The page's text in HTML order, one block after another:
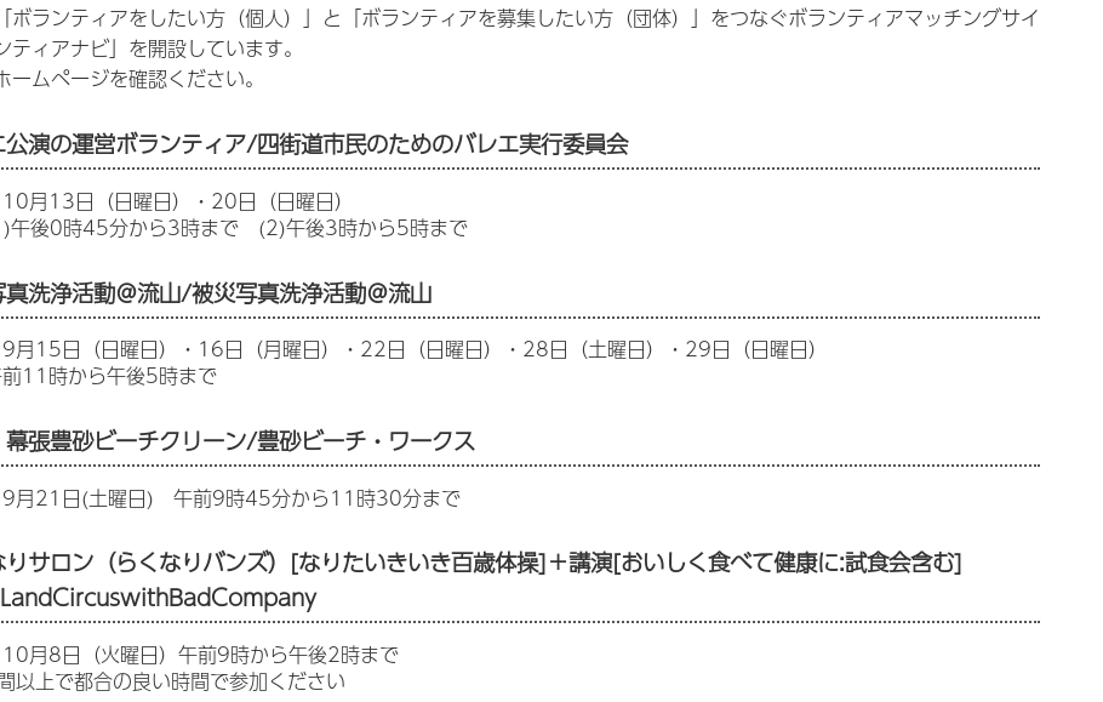
ボランティアをしたい方（個人）」と「ボランティアを募集したい方（団体）」をつなぐボランティアマッチングサイ
ティアナビ」を開設しています。
ムページを確認ください。
公演の運営ボランティア/四街道市民のためのバレエ実行委員会
月13日（日曜日）・20日（日曜日）
午後0時45分から3時まで (2)午後3時から5時まで
真洗浄活動＠流山/被災写真洗浄活動＠流山
月15日（日曜日）・16日（月曜日）・22日（日曜日）・28日（土曜日）・29日（日曜日）
11時から午後5時まで
幕張豊砂ビーチクリーン/豊砂ビーチ・ワークス
9月21日(土曜日) 午前9時45分から11時30分まで
りサロン（らくなりバンズ）[なりたいきいき百歳体操]＋講演[おいしく食べて健康に:試食会含む]
月8日（火曜日）午前9時から午後2時まで
以上で都合の良い時間で参加ください